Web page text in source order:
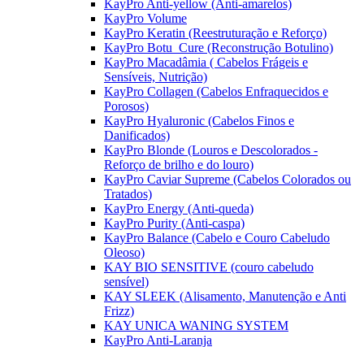
KayPro Anti-yellow (Anti-amarelos)
KayPro Volume
KayPro Keratin (Reestruturação e Reforço)
KayPro Botu_Cure (Reconstrução Botulino)
KayPro Macadâmia ( Cabelos Frágeis e
Sensíveis, Nutrição)
KayPro Collagen (Cabelos Enfraquecidos e
Porosos)
KayPro Hyaluronic (Cabelos Finos e
Danificados)
KayPro Blonde (Louros e Descolorados -
Reforço de brilho e do louro)
KayPro Caviar Supreme (Cabelos Colorados ou
Tratados)
KayPro Energy (Anti-queda)
KayPro Purity (Anti-caspa)
KayPro Balance (Cabelo e Couro Cabeludo
Oleoso)
KAY BIO SENSITIVE (couro cabeludo
sensível)
KAY SLEEK (Alisamento, Manutenção e Anti
Frizz)
KAY UNICA WANING SYSTEM
KayPro Anti-Laranja